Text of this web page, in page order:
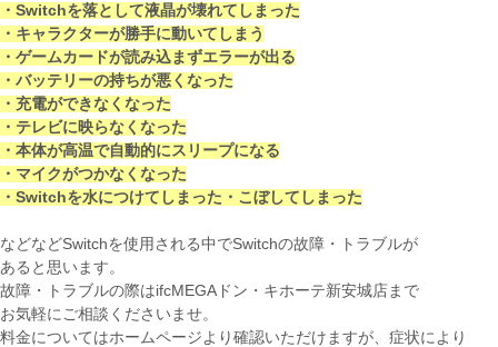
・Switchを落として液晶が壊れてしまった
・キャラクターが勝手に動いてしまう
・ゲームカードが読み込まずエラーが出る
・バッテリーの持ちが悪くなった
・充電ができなくなった
・テレビに映らなくなった
・本体が高温で自動的にスリープになる
・マイクがつかなくなった
・Switchを水につけてしまった・こぼしてしまった
などなどSwitchを使用される中でSwitchの故障・トラブルが
あると思います。
故障・トラブルの際はifcMEGAドン・キホーテ新安城店まで
お気軽にご相談くださいませ。
料金についてはホームページより確認いただけますが、症状により